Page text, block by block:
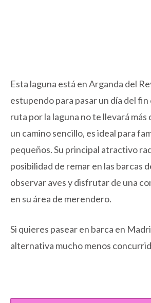
Esta laguna está en Arganda del
estupendo para pasar un día del fin
ruta por la laguna no te llevará
un camino sencillo, es ideal para
pequeños. Su principal atractivo
posibilidad de remar en las barcas
observar aves y disfrutar de una
en su área de merendero.
Si quieres pasear en barca en
alternativa mucho menos